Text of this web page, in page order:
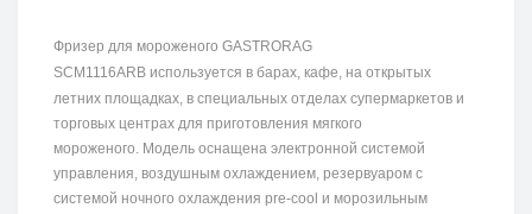
Фризер для мороженого GASTRORAG
SCM1116ARB используется в барах, кафе, на открытых
летних площадках, в специальных отделах супермаркетов и
торговых центрах для приготовления мягкого
мороженого. Модель оснащена электронной системой
управления, воздушным охлаждением, резервуаром с
системой ночного охлаждения pre-cool и морозильным